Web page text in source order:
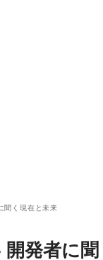
聞く現在と未来
発者に聞